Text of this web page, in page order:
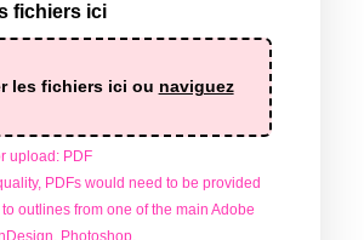
fichiers ici
les fichiers ici ou naviguez
upload: PDF
PDFs would need to be provided
outlines from one of the main Adobe
Photoshop.